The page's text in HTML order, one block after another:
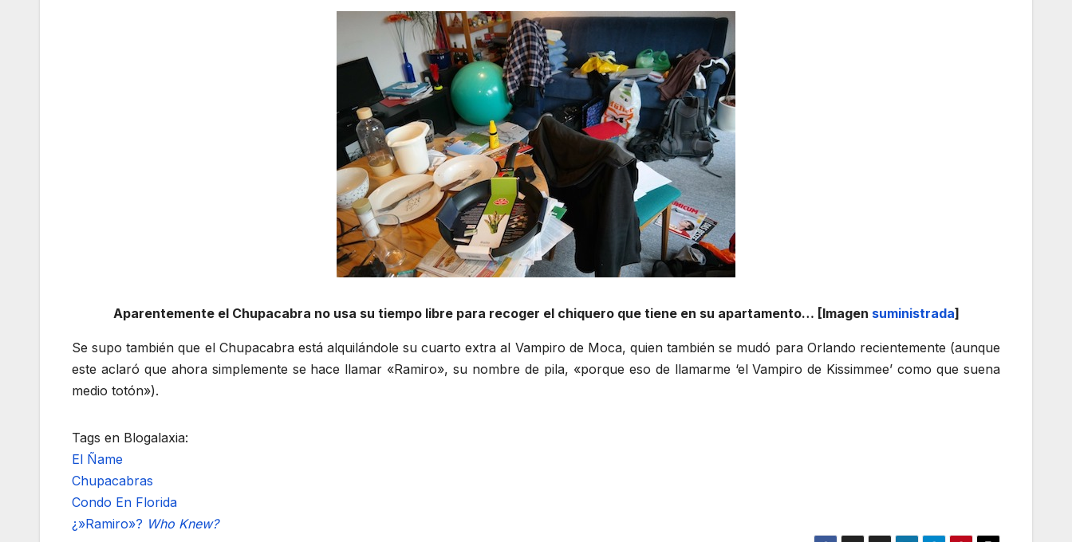
Aparentemente el Chupacabra no usa su tiempo libre para recoger el chiquero que tiene en su apartamento… [Imagen suministrada]
Se supo también que el Chupacabra está alquilándole su cuarto extra al Vampiro de Moca, quien también se mudó para Orlando recientemente (aunque
este aclaró que ahora simplemente se hace llamar «Ramiro», su nombre de pila, «porque eso de llamarme ‘el Vampiro de Kissimmee’ como que suena
medio totón»).
Tags en Blogalaxia:
El Ñame
Chupacabras
Condo En Florida
¿»Ramiro»? Who Knew?